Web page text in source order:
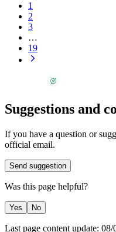
1
2
3
…
19
Suggestions and
If you have a question or
official email.
Send suggestion
Was this page helpful?
Yes No
Last page content update: 08/